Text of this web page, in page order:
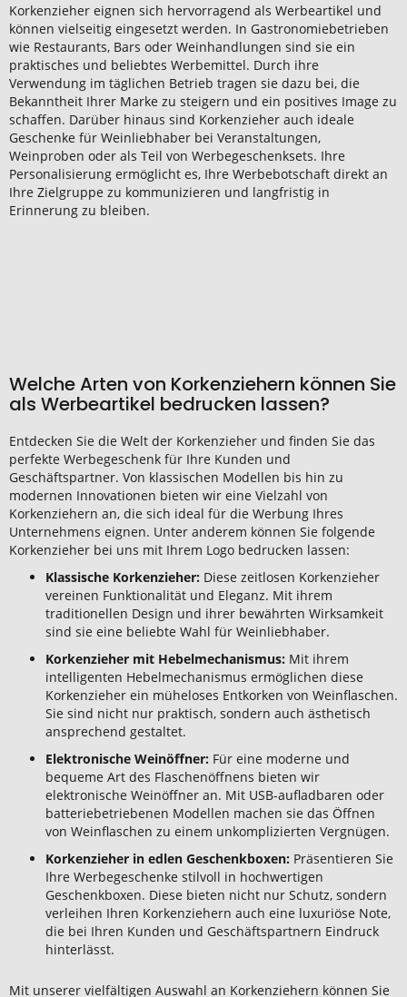
Korkenzieher eignen sich hervorragend als Werbeartikel und
können vielseitig eingesetzt werden. In Gastronomiebetrieben
wie Restaurants, Bars oder Weinhandlungen sind sie ein
praktisches und beliebtes Werbemittel. Durch ihre
Verwendung im täglichen Betrieb tragen sie dazu bei, die
Bekanntheit Ihrer Marke zu steigern und ein positives Image zu
schaffen. Darüber hinaus sind Korkenzieher auch ideale
Geschenke für Weinliebhaber bei Veranstaltungen,
Weinproben oder als Teil von Werbegeschenksets. Ihre
Personalisierung ermöglicht es, Ihre Werbebotschaft direkt an
Ihre Zielgruppe zu kommunizieren und langfristig in
Erinnerung zu bleiben.
Welche Arten von Korkenziehern können Sie
als Werbeartikel bedrucken lassen?
Entdecken Sie die Welt der Korkenzieher und finden Sie das
perfekte Werbegeschenk für Ihre Kunden und
Geschäftspartner. Von klassischen Modellen bis hin zu
modernen Innovationen bieten wir eine Vielzahl von
Korkenziehern an, die sich ideal für die Werbung Ihres
Unternehmens eignen. Unter anderem können Sie folgende
Korkenzieher bei uns mit Ihrem Logo bedrucken lassen:
Klassische Korkenzieher: Diese zeitlosen Korkenzieher
vereinen Funktionalität und Eleganz. Mit ihrem
traditionellen Design und ihrer bewährten Wirksamkeit
sind sie eine beliebte Wahl für Weinliebhaber.
Korkenzieher mit Hebelmechanismus: Mit ihrem
intelligenten Hebelmechanismus ermöglichen diese
Korkenzieher ein müheloses Entkorken von Weinflaschen.
Sie sind nicht nur praktisch, sondern auch ästhetisch
ansprechend gestaltet.
Elektronische Weinöffner: Für eine moderne und
bequeme Art des Flaschenöffnens bieten wir
elektronische Weinöffner an. Mit USB-aufladbaren oder
batteriebetriebenen Modellen machen sie das Öffnen
von Weinflaschen zu einem unkomplizierten Vergnügen.
Korkenzieher in edlen Geschenkboxen: Präsentieren Sie
Ihre Werbegeschenke stilvoll in hochwertigen
Geschenkboxen. Diese bieten nicht nur Schutz, sondern
verleihen Ihren Korkenziehern auch eine luxuriöse Note,
die bei Ihren Kunden und Geschäftspartnern Eindruck
hinterlässt.
Mit unserer vielfältigen Auswahl an Korkenziehern können Sie